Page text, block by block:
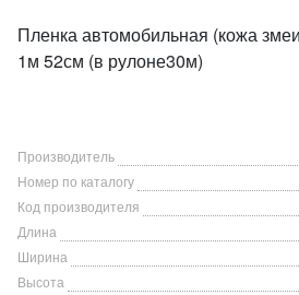
Пленка автомобильная (кожа
1м 52см (в рулоне30м)
Производитель
Номер по каталогу
Код производителя
Длина
Ширина
Высота